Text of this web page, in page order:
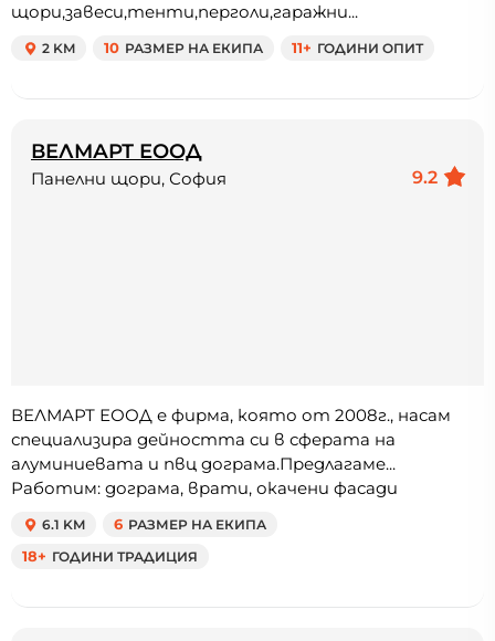
щори,завеси,тенти,перголи,гаражни...
2 KM 10 РАЗМЕР НА ЕКИПА 11+ ГОДИНИ ОПИТ
ВЕЛМАРТ ЕООД
9.2
Панелни щори, София
ВЕЛМАРТ ЕООД е фирма, която от 2008г., насам
специализира дейността си в сферата на
алуминиевата и пвц дограма.Предлагаме...
Работим: дограма, врати, окачени фасади
6.1 KM 6 РАЗМЕР НА ЕКИПА
18+ ГОДИНИ ТРАДИЦИЯ